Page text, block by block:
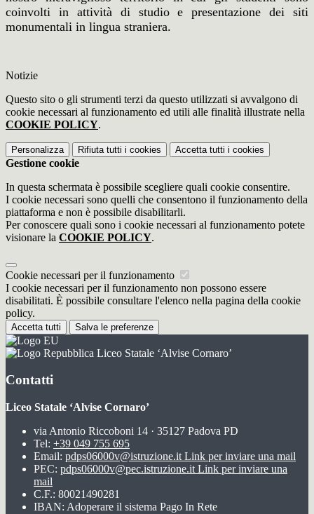
coinvolti in attività di studio e presentazione dei siti
monumentali in lingua straniera.
Notizie
Questo sito o gli strumenti terzi da questo utilizzati si avvalgono di
cookie necessari al funzionamento ed utili alle finalità illustrate nella
COOKIE POLICY.
Personalizza Rifiuta tutti i cookies Accetta tutti i cookies
Gestione cookie
In questa schermata è possibile scegliere quali cookie consentire.
I cookie necessari sono quelli che consentono il funzionamento della
piattaforma e non è possibile disabilitarli.
Per conoscere quali sono i cookie necessari al funzionamento potete
visionare la COOKIE POLICY.
Cookie necessari per il funzionamento
I cookie necessari per il funzionamento non possono essere
disabilitati. È possibile consultare l'elenco nella pagina della cookie
policy.
Accetta tutti Salva le preferenze
Liceo Statale ‘Alvise Cornaro’
Contatti
Liceo Statale ‘Alvise Cornaro’
via Antonio Riccoboni 14 · 35127 Padova PD
Tel: +39 049 755 695
Email: pdps06000v@istruzione.it Link per inviare una mail
PEC: pdps06000v@pec.istruzione.it Link per inviare una
mail
C.F.: 80021490281
IBAN: Adoperare il sistema Pago In Rete